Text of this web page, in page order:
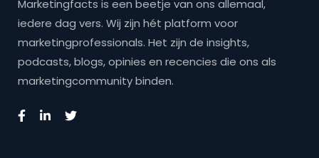
Marketingfacts is een beetje van ons allemaal,
iedere dag vers. Wij zijn hét platform voor
marketingprofessionals. Het zijn de insights,
podcasts, blogs, opinies en recencies die ons als
marketingcommunity binden.